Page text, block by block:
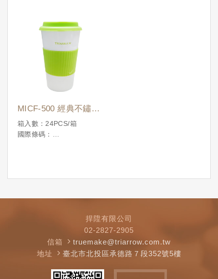
MICF-500 經典不鏽鋼
環保杯 (綠)
箱入數：24PCS/箱
國際條碼：
捍陞有限公司
02-2827-2905
信箱
truemake@triarrow.com.tw
地址
臺北市北投區承德路７段352號5樓